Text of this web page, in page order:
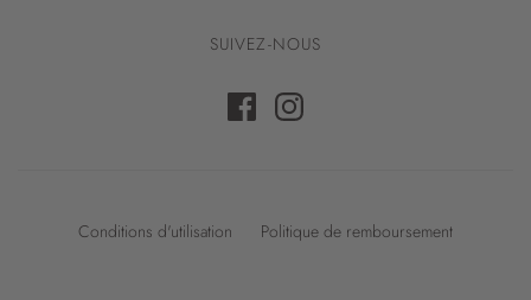
SUIVEZ-NOUS
Conditions d'utilisation Politique de remboursement